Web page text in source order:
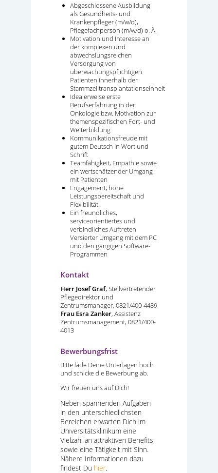
Abgeschlossene Ausbildung
als Gesundheits- und
Krankenpfleger (m/w/d),
Pflegefachperson (m/w/d) o. Ä.
Motivation und Interesse an
der komplexen und
abwechslungsreichen
Versorgung von
überwachungspflichtigen
Patienten innerhalb der
Stammzelltransplantationseinheit
Idealerweise erste
Berufserfahrung in der
Onkologie bzw. Motivation zur
themenspezifischen Fort- und
Weiterbildung
Kommunikationsfreude mit
gutem Deutsch in Wort und
Schrift
Teamfähigkeit, Empathie sowie
ein wertschätzender Umgang
mit Patienten
Engagement, hohe
Leistungsbereitschaft und
Flexibilität
Ein freundliches,
serviceorientiertes und
verbindliches Auftreten
Versierter Umgang mit dem PC
und den gängigen Software-
Programmen
Kontakt
Herr Josef Graf, Stellvertretender
Pflegedirektor und
Zentrumsmanager, 0821/400-4439
Frau Esra Zanker, Assistenz
Zentrumsmanagement, 0821/400-
4013
Bewerbungsfrist
Bitte lade Deine Unterlagen hoch
und schicke die Bewerbung ab.
Wir freuen uns auf Dich!
Neben spannenden Aufgaben
in den unterschiedlichsten
Bereichen erwarten Dich im
Universitätsklinikum eine
Vielzahl an attraktiven Benefits
sowie eine Tätigkeit mit Sinn.
Nähere Informationen dazu
findest Du hier.